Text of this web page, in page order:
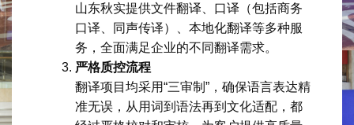
山东秋实提供文件翻译、口译（包括商务
口译、同声传译）、本地化翻译等多种服
务，全面满足企业的不同翻译需求。
严格质控流程
翻译项目均采用“三审制”，确保语言表达精
准无误，从用词到语法再到文化适配，都